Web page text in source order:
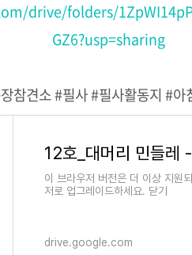
drive/folders/
GZ6?usp=sharing
참견소 #필사 #필사활동지 #아
12호_대머리 민들
이 브라우저 버전은 더 이상 지원
저로 업그레이드하세요. 닫기
drive.google.com